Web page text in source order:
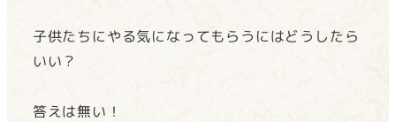
子供たちにやる気になってもらうにはどうしたら
いい？
答えは無い！